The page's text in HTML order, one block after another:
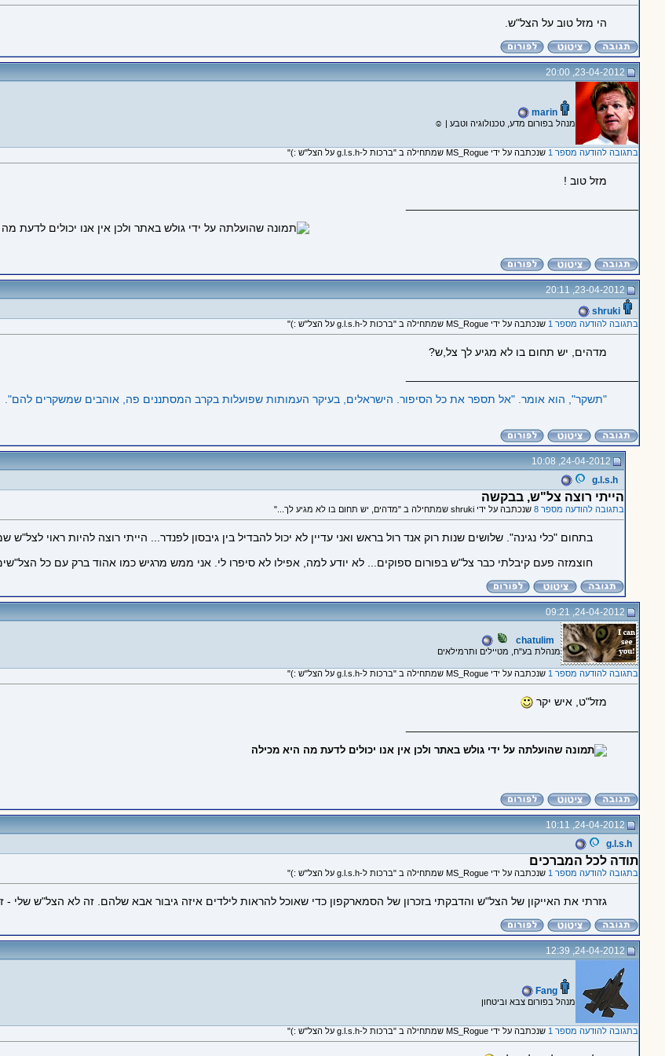
הי מזל טוב על הצל"ש.
23-04-2012, 20:00
marin
מנהל בפורום מדע, טכנולוגיה וטבע | ☺
בתגובה להודעה מספר 1 שנכתבה על ידי MS_Rogue שמתחילה ב "ברכות ל-g.l.s.h על הצל"ש :)"
מזל טוב !
23-04-2012, 20:11
shruki
בתגובה להודעה מספר 1
שנכתבה על ידי MS_Rogue שמתחילה ב "ברכות ל-g.l.s.h על הצל"ש :)"
מדהים, יש תחום בו לא מגיע לך צל,ש?
"תשקר‭,"‬ הוא אומר. "אל תספר את כל הסיפור. הישראלים, בעיקר העמותות שפועלות בקרב המסתננים פה, אוהבים שמשקרים להם‭."
24-04-2012, 10:08
g.l.s.h
הייתי רוצה צל"ש, בבקשה
בתגובה להודעה מספר 8 שנכתבה על ידי shruki שמתחילה ב "מדהים, יש תחום בו לא מגיע לך..."
בתחום "כלי נגינה". שלושים שנות רוק אנד רול בראש ואני עדיין לא יכול להבדיל בין גיבסון לפנדר... הייתי רוצה להיות ראוי לצל"ש
חוצמזה פעם קיבלתי כבר צל"ש בפורום ספוקים... לא יודע למה, אפילו לא סיפרו לי. אני ממש מרגיש כמו אהוד ברק עם כל
24-04-2012, 09:21
chatulim
מנהלת בע"ח, מטיילים ותרמילאים
בתגובה להודעה מספר 1 שנכתבה על ידי MS_Rogue שמתחילה ב "ברכות ל-g.l.s.h על הצל"ש :)"
מזל"ט, איש יקר
24-04-2012, 10:11
g.l.s.h
תודה לכל המברכים
בתגובה להודעה מספר 1 שנכתבה על ידי MS_Rogue שמתחילה ב "ברכות ל-g.l.s.h על הצל"ש :)"
גזרתי את האייקון של הצל"ש והדבקתי בזכרון של הסמארקפון כדי שאוכל להראות לילדים איזה גיבור אבא שלהם. זה לא הצל"ש שלי -
24-04-2012, 12:39
Fang
מנהל בפורום צבא וביטחון
בתגובה להודעה מספר 1 שנכתבה על ידי MS_Rogue שמתחילה ב "ברכות ל-g.l.s.h על הצל"ש :)"